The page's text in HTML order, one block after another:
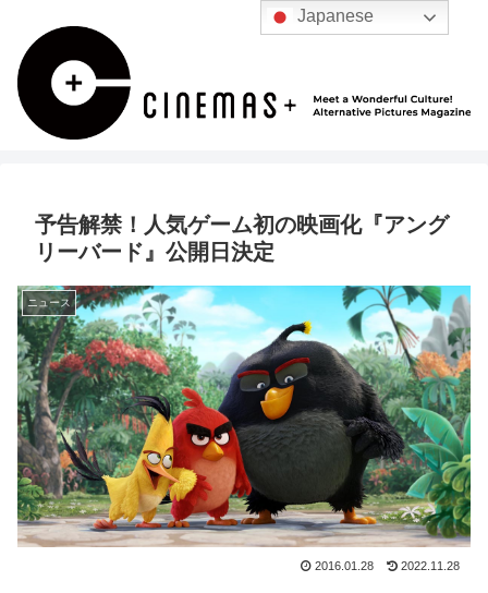
予告解禁！人気ゲーム初の映画化『アング
リーバード』公開日決定
ニュース
2016.01.28 2022.11.28
Japanese